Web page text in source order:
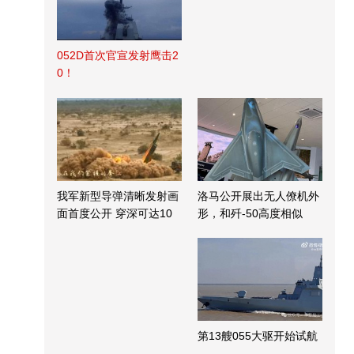
052D首次官宣发射鹰击2
0！
我军新型导弹清晰发射画
面首度公开 穿深可达10
洛马公开展出无人僚机外
形，和歼-50高度相似
第13艘055大驱开始试航